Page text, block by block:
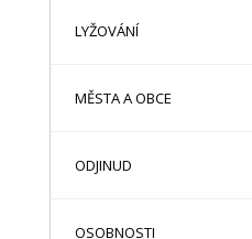
LYŽOVÁNÍ
MĚSTA A OBCE
ODJINUD
OSOBNOSTI